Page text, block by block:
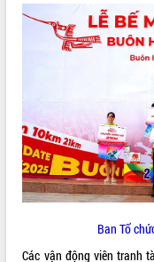
VIDEO
Ban Tổ
Các vận động viên tranh